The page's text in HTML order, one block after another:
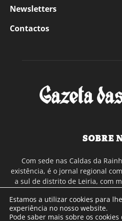
Newsletters
Contactos
SOBRE
Com sede nas Caldas da
existência, é o jornal regional
a sul de distrito de Leiria, com
Continental e
Estamos a utilizar cookies para
experiência no nosso website.
Pode saber mais sobre os